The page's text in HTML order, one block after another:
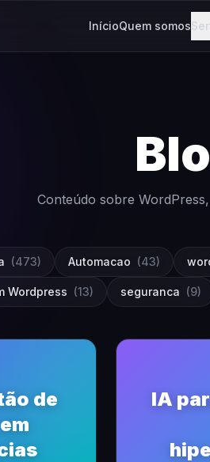
InícioQuem somos
Conteúdo sobre
(473) Automacao (43)
Wordpress (13) seguranca (9)
de
IA